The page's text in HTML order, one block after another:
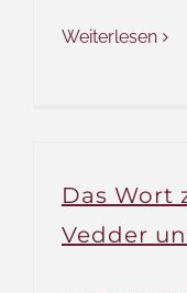
Weiterlesen
Das Wort
Vedder